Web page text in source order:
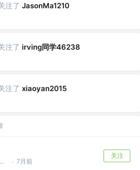
注了 JasonMa1210
注了 irving同学46238
注了 xiaoyan2015
web前端 @北京迅单科技有限公司 · 7月前
关注